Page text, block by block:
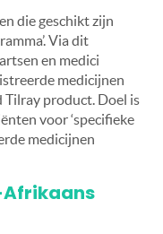
die geschikt zijn
Via dit
en medici
medicijnen
Tilray product. Doel is
voor ‘specifieke
medicijnen